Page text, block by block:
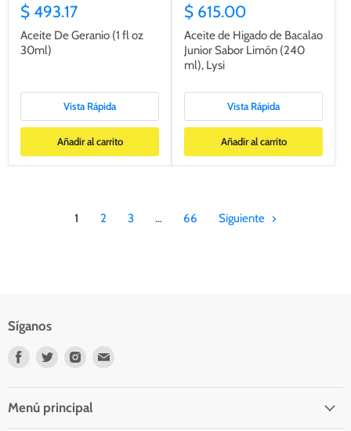
$ 493.17
Aceite De Geranio (1 fl oz
30ml)
Vista Rápida
Añadir al carrito
$ 615.00
Aceite de Higado de Bacalao
Junior Sabor Limón (240
ml), Lysi
Vista Rápida
Añadir al carrito
1 2 3 … 66 Siguiente
Síganos
EncuéntrenosEncuéntrenosEncuéntrenos
Menú principal